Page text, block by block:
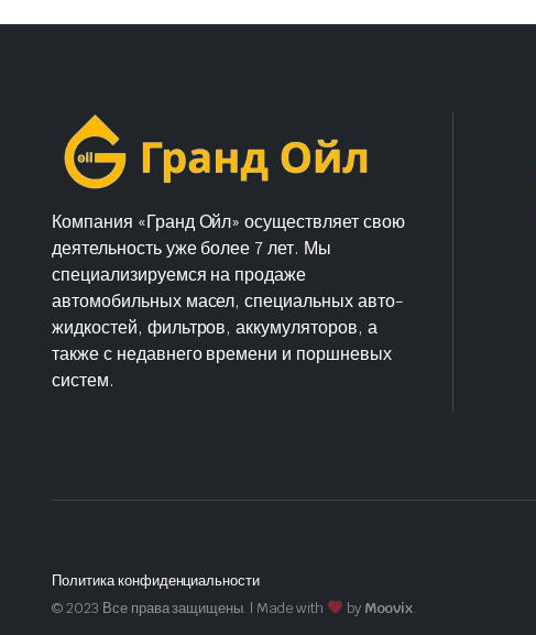
Компания «Гранд Ойл» осуществляет свою
деятельность уже более 7 лет. Мы
специализируемся на продаже
автомобильных масел, специальных авто-
жидкостей, фильтров, аккумуляторов, а
также с недавнего времени и поршневых
систем.
Политика конфиденциальности
© 2023 Все права защищены. | Made with
by Moovix.